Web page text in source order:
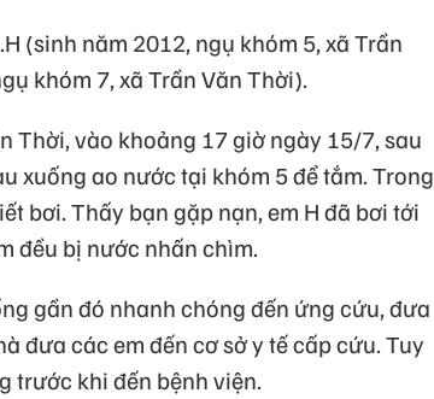
(sinh năm 2012, ngụ khóm 5, xã Trần
khóm 7, xã Trần Văn Thời).
Thời, vào khoảng 17 giờ ngày 15/7, sau
xuống ao nước tại khóm 5 để tắm. Trong
bơi. Thấy bạn gặp nạn, em H đã bơi tới
đều bị nước nhấn chìm.
gần đó nhanh chóng đến ứng cứu, đưa
đưa các em đến cơ sở y tế cấp cứu. Tuy
trước khi đến bệnh viện.